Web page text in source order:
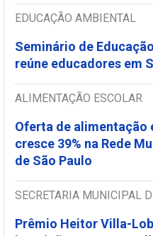
EDUCAÇÃO AMBIENTAL
Seminário de
reúne educadores em
ALIMENTAÇÃO ESCOLAR
Oferta de alimentação
cresce 39% na Rede
de São Paulo
SECRETARIA MUNICIPAL
Prêmio Heitor Villa-